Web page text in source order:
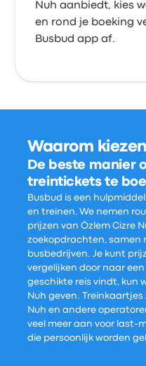
Nuh aanbiedt, kies
en rond je boeking
Busbud app af.
Waarom
De beste manier
treintickets te
Busbud is een
en treinen. We nemen
prijzen van Özlem Cizre
zoekopdrachten, samen
busbedrijven. Je kunt
vergelijken door naar
geschikte reis vindt, kun
Nuh geven.
Nuh en andere
veel meer aan voor last-
die persoonlijk worden